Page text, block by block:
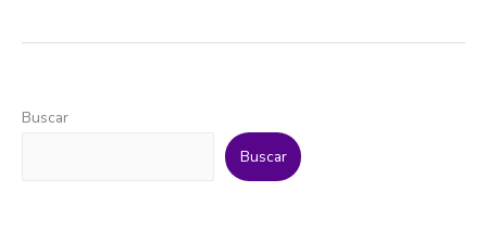
Buscar
Buscar